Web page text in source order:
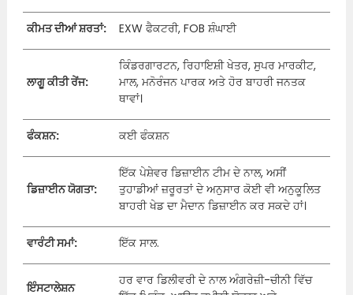
ਕੀਮਤ ਦੀਆਂ ਸ਼ਰਤਾਂ: EXW ਫੈਕਟਰੀ, FOB ਸ਼ੰਘਾਈ
ਲਾਗੂ ਕੀਤੀ ਰੇਂਜ:
ਕਿੰਡਰਗਾਰਟਨ, ਰਿਹਾਇਸ਼ੀ ਖੇਤਰ, ਸੁਪਰ ਮਾਰਕੀਟ,
ਮਾਲ, ਮਨੋਰੰਜਨ ਪਾਰਕ ਅਤੇ ਹੋਰ ਬਾਹਰੀ ਜਨਤਕ
ਥਾਵਾਂ।
ਫੰਕਸ਼ਨ: ਕਈ ਫੰਕਸ਼ਨ
ਡਿਜ਼ਾਈਨ ਯੋਗਤਾ:
ਇੱਕ ਪੇਸ਼ੇਵਰ ਡਿਜ਼ਾਈਨ ਟੀਮ ਦੇ ਨਾਲ, ਅਸੀਂ
ਤੁਹਾਡੀਆਂ ਜ਼ਰੂਰਤਾਂ ਦੇ ਅਨੁਸਾਰ ਕੋਈ ਵੀ ਅਨੁਕੂਲਿਤ
ਬਾਹਰੀ ਖੇਡ ਦਾ ਮੈਦਾਨ ਡਿਜ਼ਾਈਨ ਕਰ ਸਕਦੇ ਹਾਂ।
ਵਾਰੰਟੀ ਸਮਾਂ: ਇੱਕ ਸਾਲ.
ਇੰਸਟਾਲੇਸ਼ਨ
ਹਰ ਵਾਰ ਡਿਲੀਵਰੀ ਦੇ ਨਾਲ ਅੰਗਰੇਜ਼ੀ-ਚੀਨੀ ਵਿੱਚ